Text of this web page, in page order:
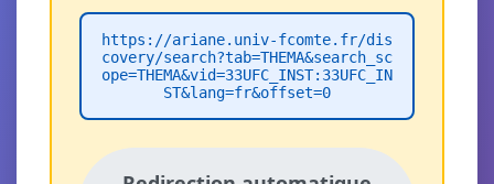
https://ariane.univ-fcomte.fr/dis
covery/search?tab=THEMA&search_sc
ope=THEMA&vid=33UFC_INST:33UFC_IN
ST&lang=fr&offset=0